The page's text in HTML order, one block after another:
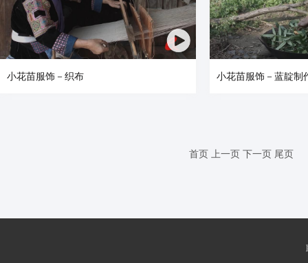
小花苗服饰－织布 小花苗服饰－蓝靛制
首页 上一页 下一页 尾页